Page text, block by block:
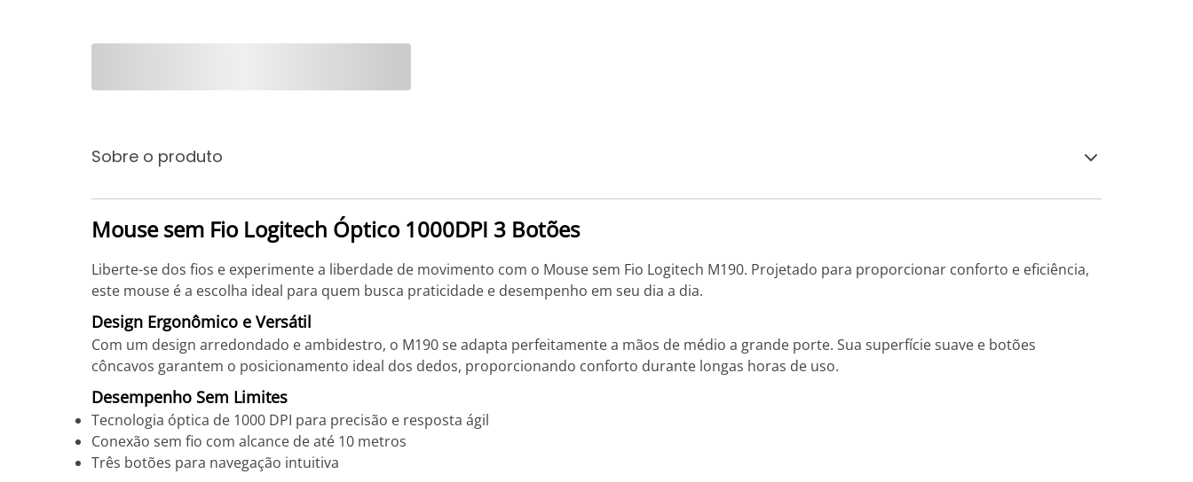
Sobre o produto
Mouse sem Fio Logitech Óptico 1000DPI 3 Botões
Liberte-se dos fios e experimente a liberdade de movimento com o Mouse sem Fio Logitech M190. Projetado para proporcionar conforto e eficiência,
este mouse é a escolha ideal para quem busca praticidade e desempenho em seu dia a dia.
Design Ergonômico e Versátil
Com um design arredondado e ambidestro, o M190 se adapta perfeitamente a mãos de médio a grande porte. Sua superfície suave e botões
côncavos garantem o posicionamento ideal dos dedos, proporcionando conforto durante longas horas de uso.
Desempenho Sem Limites
Tecnologia óptica de 1000 DPI para precisão e resposta ágil
Conexão sem fio com alcance de até 10 metros
Três botões para navegação intuitiva